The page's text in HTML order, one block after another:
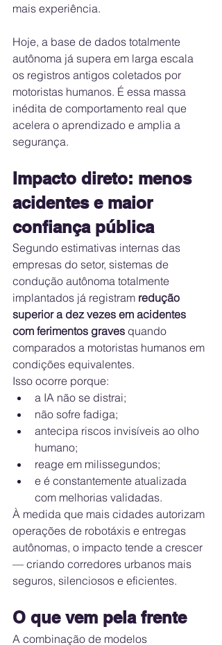
mais experiência.
Hoje, a base de dados totalmente
autônoma já supera em larga escala
os registros antigos coletados por
motoristas humanos. É essa massa
inédita de comportamento real que
acelera o aprendizado e amplia a
segurança.
Impacto direto: menos
acidentes e maior
confiança pública
Segundo estimativas internas das
empresas do setor, sistemas de
condução autônoma totalmente
implantados já registram redução
superior a dez vezes em acidentes
com ferimentos graves quando
comparados a motoristas humanos em
condições equivalentes.
Isso ocorre porque:
a IA não se distrai;
não sofre fadiga;
antecipa riscos invisíveis ao olho
humano;
reage em milissegundos;
e é constantemente atualizada
com melhorias validadas.
À medida que mais cidades autorizam
operações de robotáxis e entregas
autônomas, o impacto tende a crescer
— criando corredores urbanos mais
seguros, silenciosos e eficientes.
O que vem pela frente
A combinação de modelos